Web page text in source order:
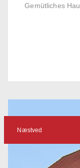
Gemütliches
Næstved